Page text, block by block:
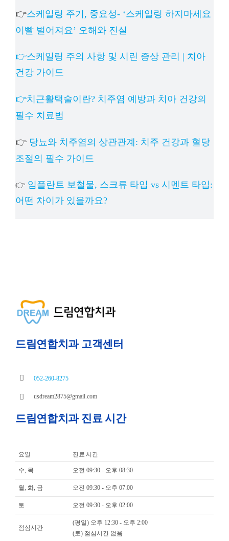
👉스케일링 주기, 중요성- ‘스케일링 하지마세요
이빨 벌어져요’ 오해와 진실
👉스케일링 주의 사항 및 시린 증상 관리 | 치아
건강 가이드
👉치근활택술이란? 치주염 예방과 치아 건강의
필수 치료법
👉 당뇨와 치주염의 상관관계: 치주 건강과 혈당
조절의 필수 가이드
👉 임플란트 보철물, 스크류 타입 vs 시멘트 타입:
어떤 차이가 있을까요?
드림연합치과 고객센터
052-260-8275
usdream2875@gmail.com
드림연합치과 진료 시간
요일 진료 시간
수, 목 오전 09:30 - 오후 08:30
월, 화, 금 오전 09:30 - 오후 07:00
토 오전 09:30 - 오후 02:00
점심시간
(평일) 오후 12:30 - 오후 2:00
(토) 점심시간 없음